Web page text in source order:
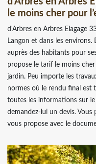
le moins cher pour
d'Arbres en Arbres Elagage
Langon et dans les
auprès des habitants pour
propose le tarif le moins
jardin. Peu importe les
normes où le rendu final est
toutes les informations sur
demandez-lui un devis. Vous
vous propose avec le